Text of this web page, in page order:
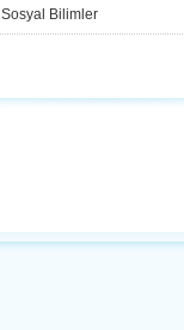
Sosyal Bilimler